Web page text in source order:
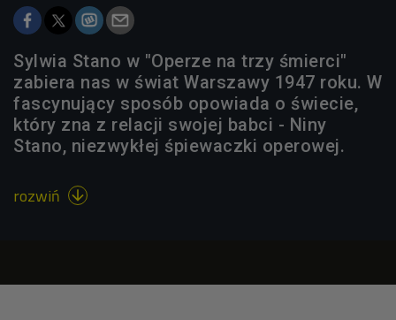
Sylwia Stano w "Operze na trzy śmierci"
zabiera nas w świat Warszawy 1947 roku. W
fascynujący sposób opowiada o świecie,
który zna z relacji swojej babci - Niny
Stano, niezwykłej śpiewaczki operowej.
rozwiń 